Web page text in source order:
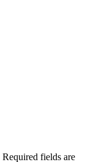
Required fields are